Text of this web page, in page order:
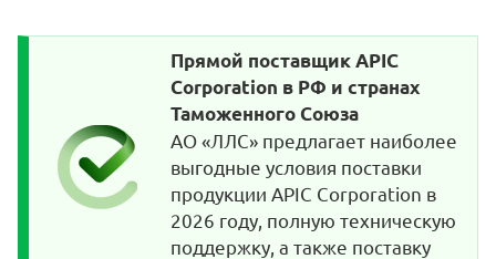
Прямой поставщик APIC
Corporation в РФ и странах
Таможенного Союза
АО «ЛЛС» предлагает наиболее
выгодные условия поставки
продукции APIC Corporation в
2026 году, полную техническую
поддержку, а также поставку